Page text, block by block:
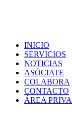
INICIO
SERVICIOS
NOTICIAS
ASÓCIATE
COLABORA
CONTACTO
ÁREA